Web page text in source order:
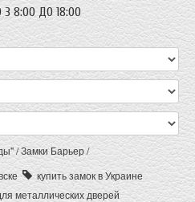
8:00 ДО 18:00
/Замки Барьер/
купить замок в Украине
металлических дверей